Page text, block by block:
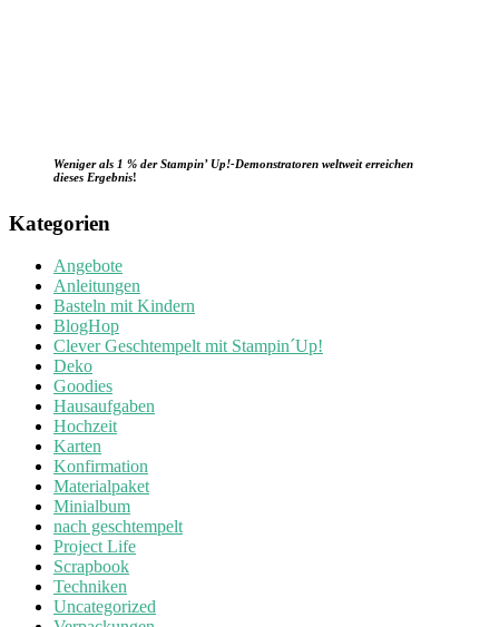
Weniger als 1 % der Stampin’ Up!-Demonstratoren weltweit erreichen
dieses Ergebnis!
Kategorien
Angebote
Anleitungen
Basteln mit Kindern
BlogHop
Clever Geschtempelt mit Stampin´Up!
Deko
Goodies
Hausaufgaben
Hochzeit
Karten
Konfirmation
Materialpaket
Minialbum
nach geschtempelt
Project Life
Scrapbook
Techniken
Uncategorized